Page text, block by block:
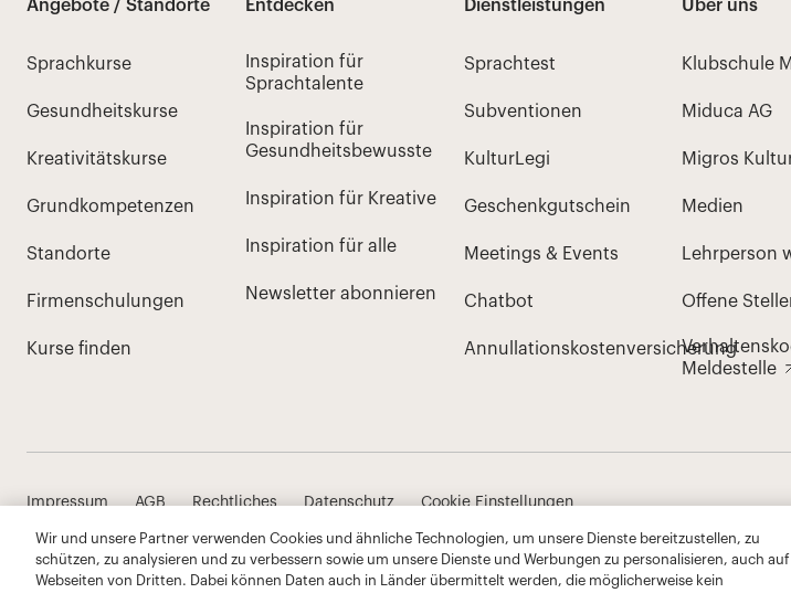
Wir und unsere Partner verwenden Cookies und ähnliche Technologien, um unsere Dienste bereitzustellen, zu
schützen, zu analysieren und zu verbessern sowie um unsere Dienste und Werbungen zu personalisieren, auch auf
Webseiten von Dritten. Dabei können Daten auch in Länder übermittelt werden, die möglicherweise kein